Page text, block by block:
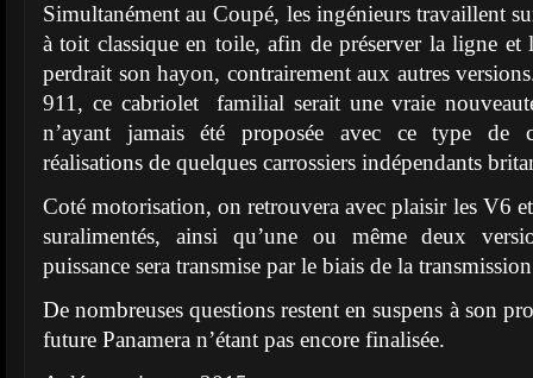
Simultanément au Coupé, les ingénieurs travaillent
à toit classique en toile, afin de préserver la ligne et
perdrait son hayon, contrairement aux autres
911, ce cabriolet familial serait une vraie
n’ayant jamais été proposée avec ce type de
réalisations de quelques carrossiers indépendants
Coté motorisation, on retrouvera avec plaisir les V6
suralimentés, ainsi qu’une ou même deux
puissance sera transmise par le biais de la
De nombreuses questions restent en suspens à son
future Panamera n’étant pas encore finalisée.